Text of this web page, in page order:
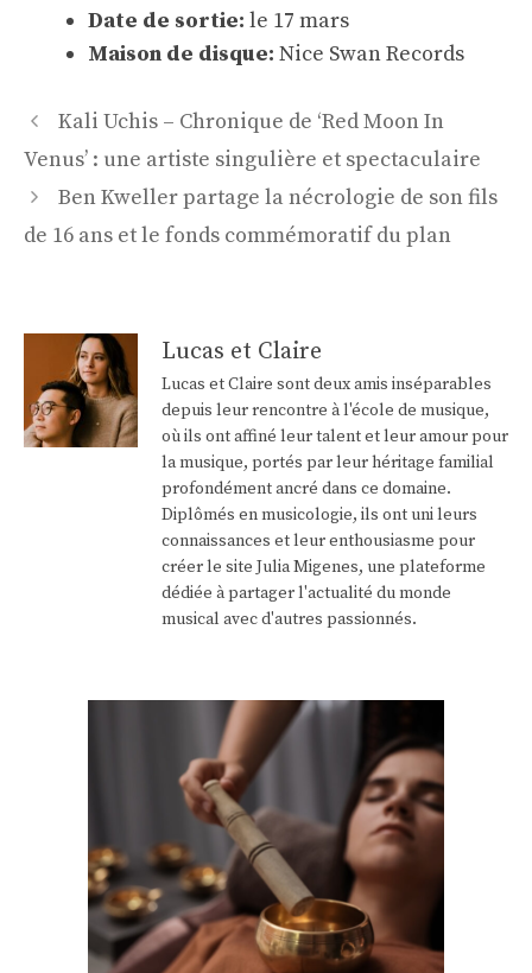
Date de sortie: le 17 mars
Maison de disque: Nice Swan Records
Navigation
des
Kali Uchis – Chronique de ‘Red Moon In
Venus’ : une artiste singulière et spectaculaire
Ben Kweller partage la nécrologie de son fils
de 16 ans et le fonds commémoratif du plan
Lucas et Claire
Lucas et Claire sont deux amis inséparables
depuis leur rencontre à l'école de musique,
où ils ont affiné leur talent et leur amour pour
la musique, portés par leur héritage familial
profondément ancré dans ce domaine.
Diplômés en musicologie, ils ont uni leurs
connaissances et leur enthousiasme pour
créer le site Julia Migenes, une plateforme
dédiée à partager l'actualité du monde
musical avec d'autres passionnés.